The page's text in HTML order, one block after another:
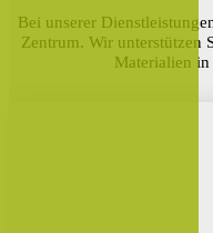
Bei unserer
Zentrum. Wir unterstützen
Materialien in